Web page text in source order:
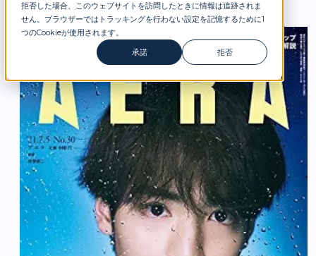
拒否した場合、このウェブサイトを訪問したときに情報は追跡されま
せん。ブラウザーではトラッキングを行わない設定を記憶するために1
つのCookieが使用されます。
承諾
拒否